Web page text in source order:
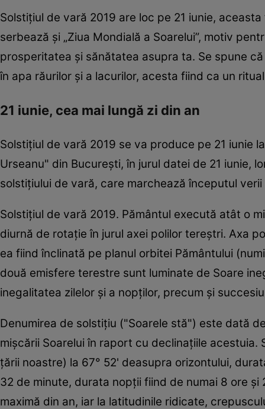
Solstiţiul de vară 2019 are loc pe 21 iunie,
serbează şi „Ziua Mondială a Soarelui”, motiv
prosperitatea şi sănătatea asupra ta. Se spune
în apa răurilor şi a lacurilor, acesta fiind ca un
21 iunie, cea mai lungă zi din an
Solstiţiul de vară 2019 se va produce pe 21 iunie
Urseanu" din Bucureşti, în jurul datei de 21 iunie,
solstiţiului de vară, care marchează începutul
​Solstiţiul de vară 2019. Pământul execută atât o
diurnă de rotaţie în jurul axei polilor tereştri. Axa
ea fiind înclinată pe planul orbitei Pământului
două emisfere terestre sunt luminate de Soare
inegalitatea zilelor şi a nopţilor, precum şi
Denumirea de solstiţiu ("Soarele stă") este dată
mişcării Soarelui în raport cu declinaţiile
ţării noastre) la 67° 52' deasupra orizontului,
32 de minute, durata nopţii fiind de numai 8 ore
maximă din an, iar la latitudinile ridicate,